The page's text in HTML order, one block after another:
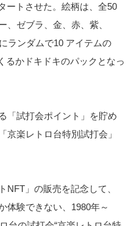
ートさせた。絵柄は、全50
、ゼブラ、金、赤、紫、
ランダムで10 アイテムの
るかドキドキのパックとなっ
「試打会ポイント」を貯め
京楽レトロ台特別試打会」
NFT 」の販売を記念して、
体験できない、 1980年～